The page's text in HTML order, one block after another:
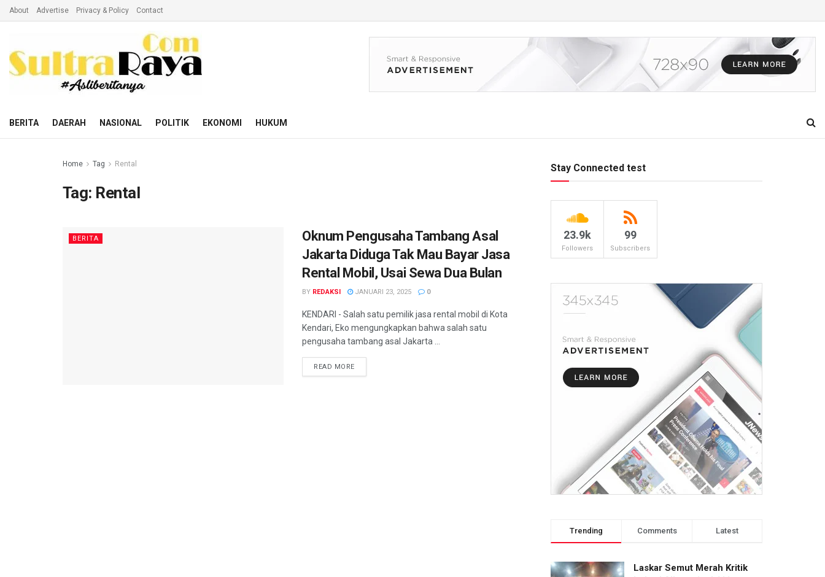
About Advertise Privacy & Policy Contact
BERITA DAERAH NASIONAL POLITIK EKONOMI HUKUM
Home Tag Rental
Tag: Rental
BERITA
Oknum Pengusaha Tambang Asal
Jakarta Diduga Tak Mau Bayar Jasa
Rental Mobil, Usai Sewa Dua Bulan
BY REDAKSI JANUARI 23, 2025 0
KENDARI - Salah satu pemilik jasa rental mobil di Kota
Kendari, Eko mengungkapkan bahwa salah satu
pengusaha tambang asal Jakarta ...
READ MORE
Stay Connected test
23.9k
Followers
99
Subscribers
Trending Comments Latest
Laskar Semut Merah Kritik